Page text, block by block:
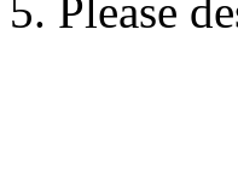
5. Please